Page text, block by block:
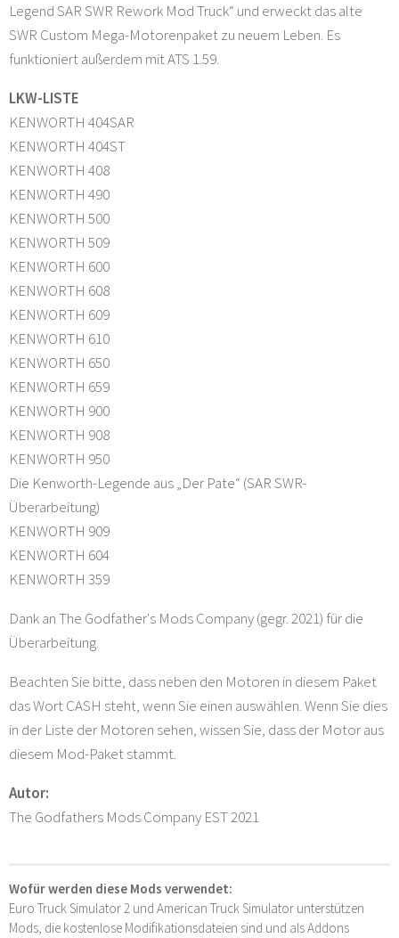
Legend SAR SWR Rework Mod Truck“ und erweckt das alte
SWR Custom Mega-Motorenpaket zu neuem Leben. Es
funktioniert außerdem mit ATS 1.59.
LKW-LISTE
KENWORTH 404SAR
KENWORTH 404ST
KENWORTH 408
KENWORTH 490
KENWORTH 500
KENWORTH 509
KENWORTH 600
KENWORTH 608
KENWORTH 609
KENWORTH 610
KENWORTH 650
KENWORTH 659
KENWORTH 900
KENWORTH 908
KENWORTH 950
Die Kenworth-Legende aus „Der Pate“ (SAR SWR-
Überarbeitung)
KENWORTH 909
KENWORTH 604
KENWORTH 359
Dank an The Godfather's Mods Company (gegr. 2021) für die
Überarbeitung.
Beachten Sie bitte, dass neben den Motoren in diesem Paket
das Wort CASH steht, wenn Sie einen auswählen. Wenn Sie dies
in der Liste der Motoren sehen, wissen Sie, dass der Motor aus
diesem Mod-Paket stammt.
Autor:
The Godfathers Mods Company EST 2021
Wofür werden diese Mods verwendet:
Euro Truck Simulator 2 und American Truck Simulator unterstützen
Mods, die kostenlose Modifikationsdateien sind und als Addons